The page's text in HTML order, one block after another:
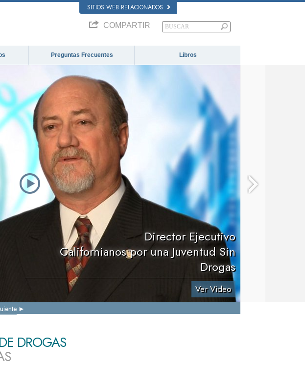
SITIOS WEB RELACIONADOS
COMPARTIR
Preguntas Frecuentes Libros
Director Ejecutivo
Californianos por una Juventud Sin
Drogas
Ver Video
DROGAS